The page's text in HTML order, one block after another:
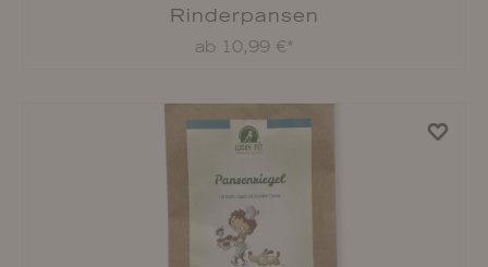
Rinderpansen
ab 10,99 €*